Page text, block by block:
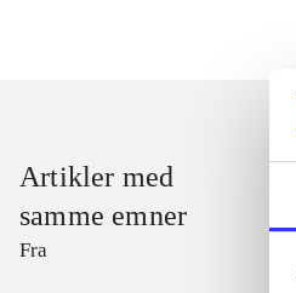
Artikler med
samme emner
Fra